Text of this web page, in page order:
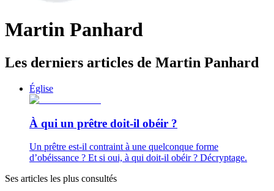
Martin Panhard
Les derniers articles de Martin Panhard
Église
À qui un prêtre doit-il obéir ?
Un prêtre est-il contraint à une quelconque forme
d’obéissance ? Et si oui, à qui doit-il obéir ? Décryptage.
Ses articles les plus consultés